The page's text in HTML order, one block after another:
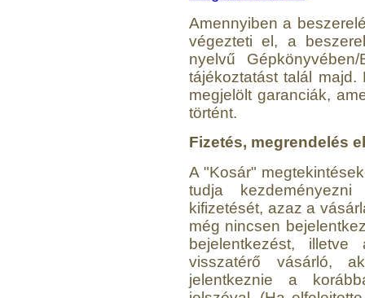
Amennyiben a
végezteti el, a
nyelvű
tájékoztatást talál
megjelölt garanciák,
történt.
Fizetés, megrendelés
A "Kosár"
tudja
kifizetését, azaz a
még nincsen
bejelentkezést,
visszatérő vásárló,
jelentkeznie a